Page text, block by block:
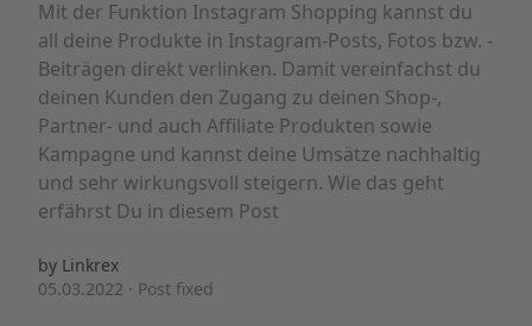
Mit der Funktion Instagram Shopping kannst du
all deine Produkte in Instagram-Posts, Fotos bzw. -
Beiträgen direkt verlinken. Damit vereinfachst du
deinen Kunden den Zugang zu deinen Shop-,
Partner- und auch Affiliate Produkten sowie
Kampagne und kannst deine Umsätze nachhaltig
und sehr wirkungsvoll steigern. Wie das geht
erfährst Du in diesem Post
by Linkrex
05.03.2022 · Post fixed